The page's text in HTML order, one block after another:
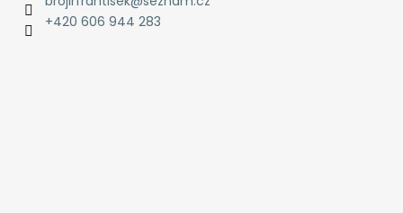
+420 606 944 283